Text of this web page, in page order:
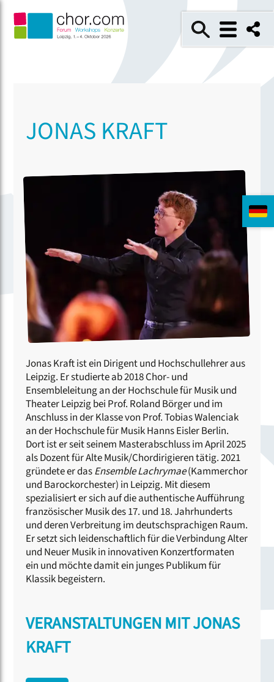
JONAS KRAFT
Jonas Kraft ist ein Dirigent und Hochschullehrer aus
Leipzig. Er studierte ab 2018 Chor- und
Ensembleleitung an der Hochschule für Musik und
Theater Leipzig bei Prof. Roland Börger und im
Anschluss in der Klasse von Prof. Tobias Walenciak
an der Hochschule für Musik Hanns Eisler Berlin.
Dort ist er seit seinem Masterabschluss im April 2025
als Dozent für Alte Musik/Chordirigieren tätig. 2021
gründete er dasEnsemble Lachrymae(Kammerchor
und Barockorchester) in Leipzig. Mit diesem
spezialisiert er sich auf die authentische Aufführung
französischer Musik des 17. und 18. Jahrhunderts
und deren Verbreitung im deutschsprachigen Raum.
Er setzt sich leidenschaftlich für die Verbindung Alter
und Neuer Musik in innovativen Konzertformaten
ein und möchte damit ein junges Publikum für
Klassik begeistern.
VERANSTALTUNGEN MIT JONAS
KRAFT